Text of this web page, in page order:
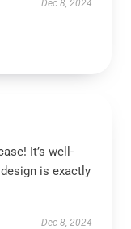
Dec 8, 2024
It’s well-
is exactly
Dec 8, 2024